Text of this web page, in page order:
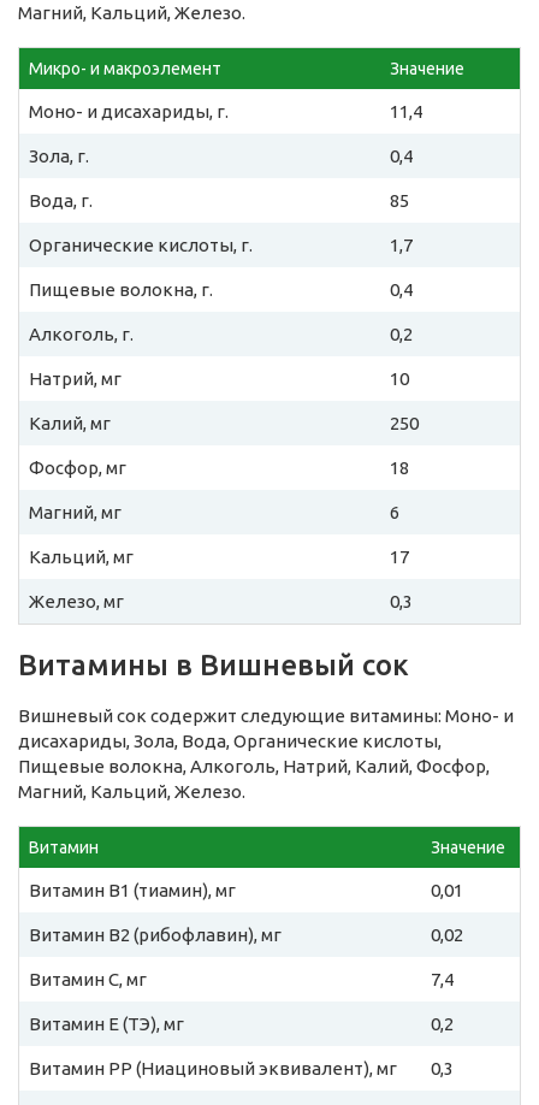
Магний, Кальций, Железо.
Микро- и макроэлемент Значение
Моно- и дисахариды, г. 11,4
Зола, г. 0,4
Вода, г. 85
Органические кислоты, г. 1,7
Пищевые волокна, г. 0,4
Алкоголь, г. 0,2
Натрий, мг 10
Калий, мг 250
Фосфор, мг 18
Магний, мг 6
Кальций, мг 17
Железо, мг 0,3
Витамины в Вишневый сок
Вишневый сок содержит следующие витамины: Моно- и
дисахариды, Зола, Вода, Органические кислоты,
Пищевые волокна, Алкоголь, Натрий, Калий, Фосфор,
Магний, Кальций, Железо.
Витамин Значение
Витамин B1 (тиамин), мг 0,01
Витамин B2 (рибофлавин), мг 0,02
Витамин C, мг 7,4
Витамин E (ТЭ), мг 0,2
Витамин PP (Ниациновый эквивалент), мг 0,3